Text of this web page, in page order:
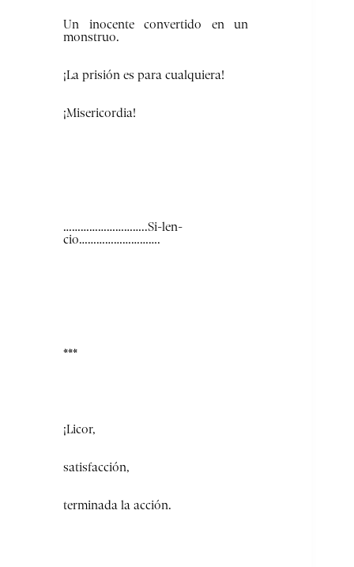
Un inocente convertido en un
monstruo.
¡La prisión es para cualquiera!
¡Misericordia!
………………………..Si-len-
cio……………………….
***
¡Licor,
satisfacción,
terminada la acción.